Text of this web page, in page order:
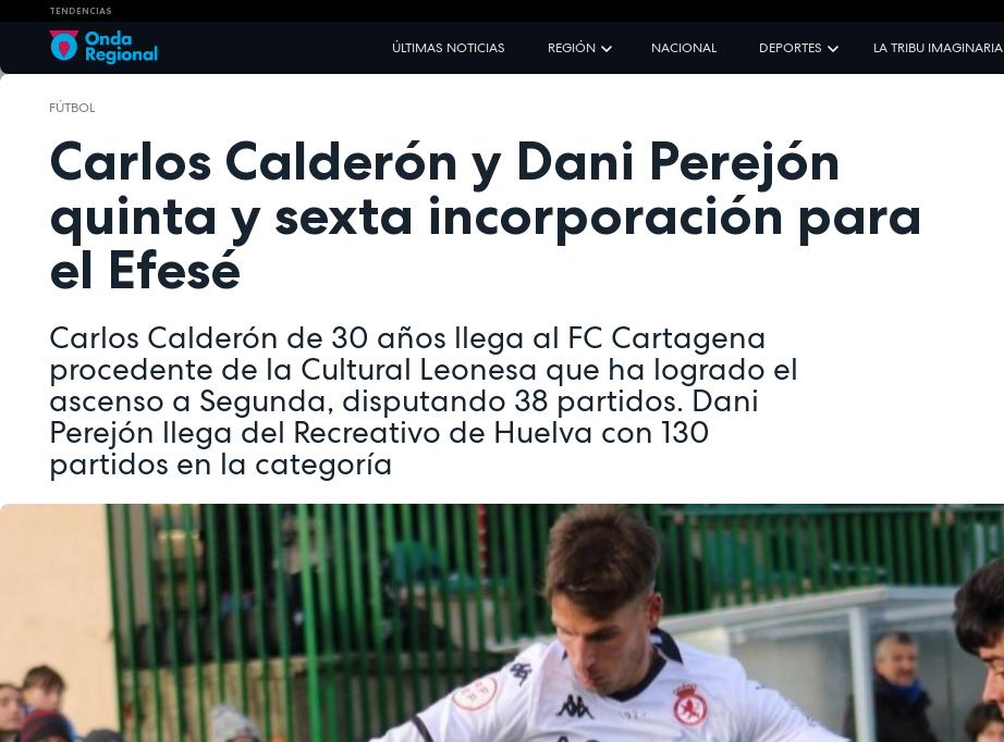
TENDENCIAS
ÚLTIMAS NOTICIAS REGIÓN NACIONAL DEPORTES LA TRIBU IMAGINARIA
FÚTBOL
Carlos Calderón y Dani Perejón
quinta y sexta incorporación para
el Efesé
Carlos Calderón de 30 años llega al FC Cartagena
procedente de la Cultural Leonesa que ha logrado el
ascenso a Segunda, disputando 38 partidos. Dani
Perejón llega del Recreativo de Huelva con 130
partidos en la categoría